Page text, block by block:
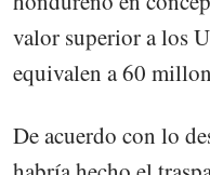
valor superior a los
equivalen a 60
De acuerdo con lo